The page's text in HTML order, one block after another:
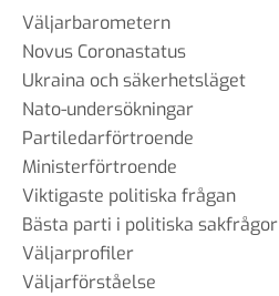
Väljarbarometern
Novus Coronastatus
Ukraina och säkerhetsläget
Nato-undersökningar
Partiledarförtroende
Ministerförtroende
Viktigaste politiska frågan
Bästa parti i politiska sakfrågor
Väljarprofiler
Väljarförståelse